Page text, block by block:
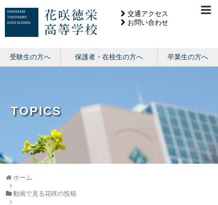
交通アクセス
お問い合わせ
受験生の方へ 保護者・在校生の方へ 卒業生の方へ
TOPICS
ホーム
動画で見る花咲の投稿